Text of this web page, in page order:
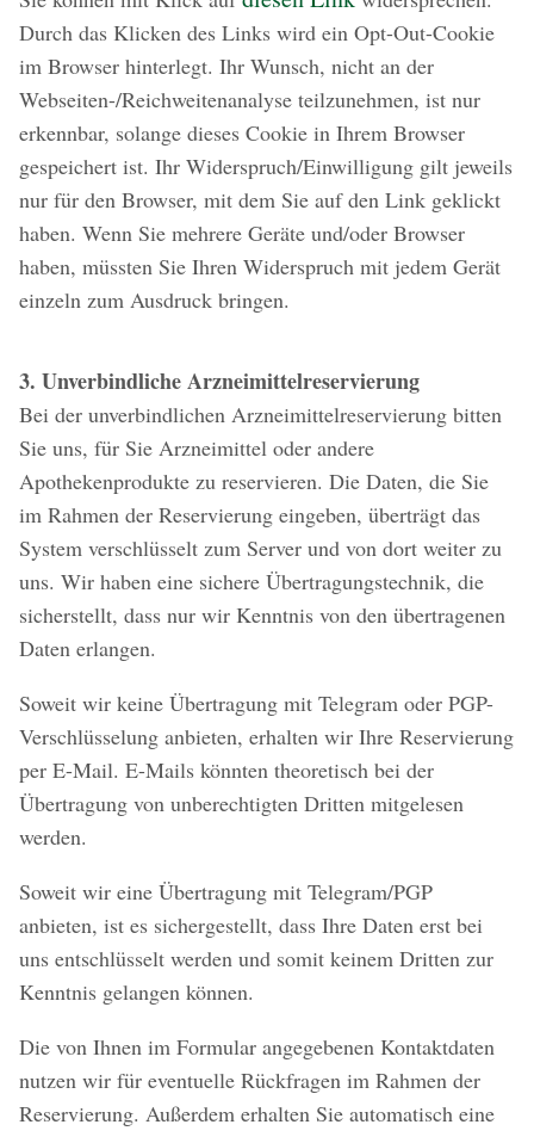
Durch das Klicken des Links wird ein Opt-Out-Cookie
im Browser hinterlegt. Ihr Wunsch, nicht an der
Webseiten-/Reichweitenanalyse teilzunehmen, ist nur
erkennbar, solange dieses Cookie in Ihrem Browser
gespeichert ist. Ihr Widerspruch/Einwilligung gilt jeweils
nur für den Browser, mit dem Sie auf den Link geklickt
haben. Wenn Sie mehrere Geräte und/oder Browser
haben, müssten Sie Ihren Widerspruch mit jedem Gerät
einzeln zum Ausdruck bringen.
3. Unverbindliche Arzneimittelreservierung
Bei der unverbindlichen Arzneimittelreservierung bitten
Sie uns, für Sie Arzneimittel oder andere
Apothekenprodukte zu reservieren. Die Daten, die Sie
im Rahmen der Reservierung eingeben, überträgt das
System verschlüsselt zum Server und von dort weiter zu
uns. Wir haben eine sichere Übertragungstechnik, die
sicherstellt, dass nur wir Kenntnis von den übertragenen
Daten erlangen.
Soweit wir keine Übertragung mit Telegram oder PGP-
Verschlüsselung anbieten, erhalten wir Ihre Reservierung
per E-Mail. E-Mails könnten theoretisch bei der
Übertragung von unberechtigten Dritten mitgelesen
werden.
Soweit wir eine Übertragung mit Telegram/PGP
anbieten, ist es sichergestellt, dass Ihre Daten erst bei
uns entschlüsselt werden und somit keinem Dritten zur
Kenntnis gelangen können.
Die von Ihnen im Formular angegebenen Kontaktdaten
nutzen wir für eventuelle Rückfragen im Rahmen der
Reservierung. Außerdem erhalten Sie automatisch eine